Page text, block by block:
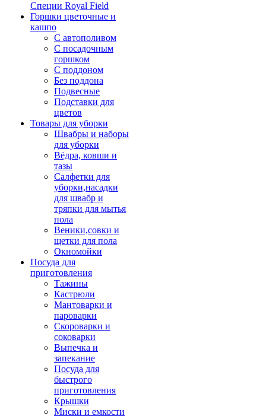
Специи Royal Field
Горшки цветочные и
кашпо
С автополивом
С посадочным
горшком
С поддоном
Без поддона
Подвесные
Подставки для
цветов
Товары для уборки
Швабры и наборы
для уборки
Вёдра, ковши и
тазы
Салфетки для
уборки,насадки
для швабр и
тряпки для мытья
пола
Веники,совки и
щетки для пола
Окномойки
Посуда для
приготовления
Тажины
Кастрюли
Мантоварки и
пароварки
Скороварки и
соковарки
Выпечка и
запекание
Посуда для
быстрого
приготовления
Крышки
Миски и емкости